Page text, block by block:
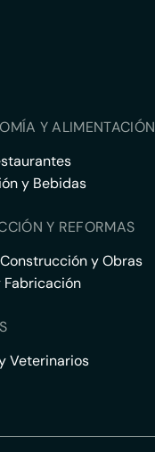
Y ALIMENTACIÓN
y Bebidas
Y REFORMAS
y Obras
Veterinarios